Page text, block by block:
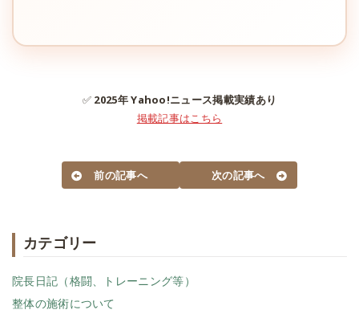
✅ 2025年 Yahoo!ニュース掲載実績あり
掲載記事はこちら
前の記事へ 次の記事へ
カテゴリー
院長日記（格闘、トレーニング等）
整体の施術について